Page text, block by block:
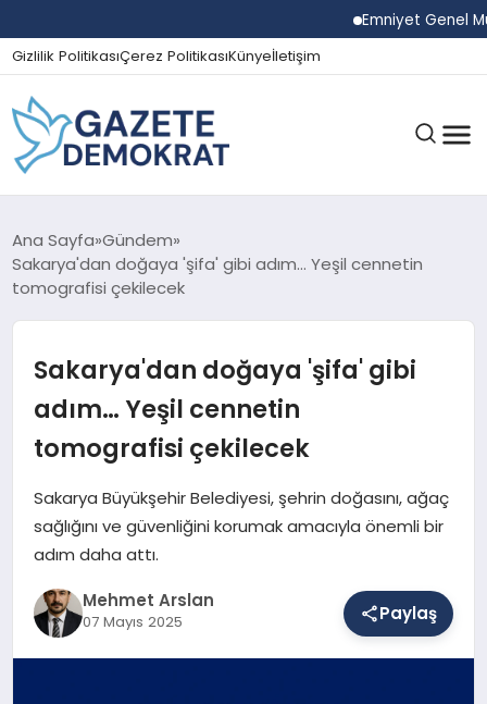
Emniyet Genel
Gizlilik PolitikasıÇerez PolitikasıKünyeİletişim
GÜNDEM
EKONOMI
SPOR
SAĞLIK
EĞITIM
Ana Sayfa Gündem
Sakarya'dan doğaya 'şifa' gibi adım… Yeşil cennetin
tomografisi çekilecek
Sakarya'dan doğaya 'şifa' gibi
adım… Yeşil cennetin
tomografisi çekilecek
Sakarya Büyükşehir Belediyesi, şehrin doğasını, ağaç
sağlığını ve güvenliğini korumak amacıyla önemli bir
adım daha attı.
Mehmet Arslan
07 Mayıs 2025 Paylaş